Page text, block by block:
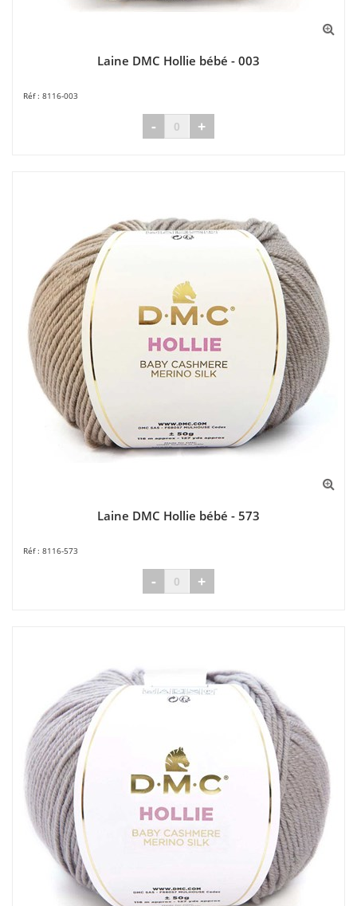
Laine DMC Hollie bébé - 003
8116-003
- +
Laine DMC Hollie bébé - 573
8116-573
- +